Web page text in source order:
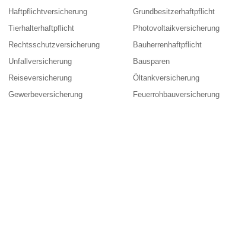
Haftpflichtversicherung
Tierhalterhaftpflicht
Rechtsschutzversicherung
Unfallversicherung
Reiseversicherung
Gewerbeversicherung
Grundbesitzerhaftpflicht
Photovoltaikversicherung
Bauherrenhaftpflicht
Bausparen
Öltankversicherung
Feuerrohbauversicherung